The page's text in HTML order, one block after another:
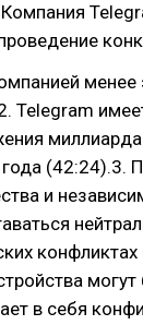
Telegram
(42:24).3.
и
в себя